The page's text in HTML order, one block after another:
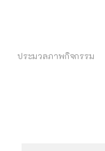
ประมวลภาพกิจกรรม